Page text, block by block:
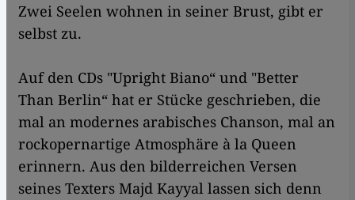
Zwei Seelen wohnen in seiner Brust, gibt er
selbst zu.
Auf den CDs "Upright Biano“ und "Better
Than Berlin“ hat er Stücke geschrieben, die
mal an modernes arabisches Chanson, mal an
rockopernartige Atmosphäre à la Queen
erinnern. Aus den bilderreichen Versen
seines Texters Majd Kayyal lassen sich denn